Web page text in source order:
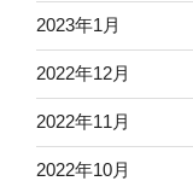
2023年1月
2022年12月
2022年11月
2022年10月